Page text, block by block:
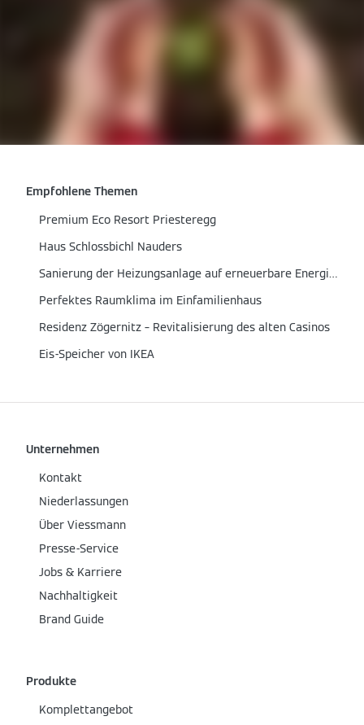
Empfohlene Themen
Premium Eco Resort Priesteregg
Haus Schlossbichl Nauders
Sanierung der Heizungsanlage auf erneuerbare Energieträger
Perfektes Raumklima im Einfamilienhaus
Residenz Zögernitz – Revitalisierung des alten Casinos
Eis-Speicher von IKEA
Unternehmen
Kontakt
Niederlassungen
Über Viessmann
Presse-Service
Jobs & Karriere
Nachhaltigkeit
Brand Guide
Produkte
Komplettangebot